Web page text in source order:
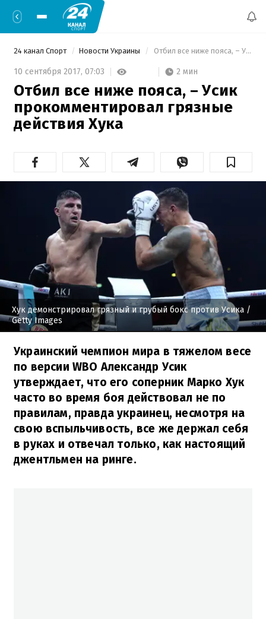
24 канал Спорт Новости Украины Отбил все ниже пояса, – Усик прокомментировал грязные действия Хука
10 сентября 2017, 07:03 2 мин
Отбил все ниже пояса, – Усик
прокомментировал грязные
действия Хука
Хук демонстрировал грязный и грубый бокс против Усика /
Getty Images
Украинский чемпион мира в тяжелом весе
по версии WBO Александр Усик
утверждает, что его соперник Марко Хук
часто во время боя действовал не по
правилам, правда украинец, несмотря на
свою вспыльчивость, все же держал себя
в руках и отвечал только, как настоящий
джентльмен на ринге.